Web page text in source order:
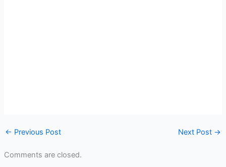
← Previous Post Next Post →
Comments are closed.